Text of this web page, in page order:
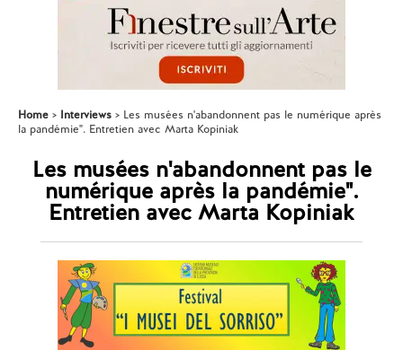
Home Interviews
Les musées n'abandonnent pas le numérique après
la pandémie". Entretien avec Marta Kopiniak
Les musées n'abandonnent pas le
numérique après la pandémie".
Entretien avec Marta Kopiniak